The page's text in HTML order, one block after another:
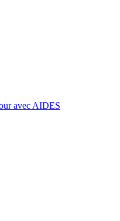
avec AIDES